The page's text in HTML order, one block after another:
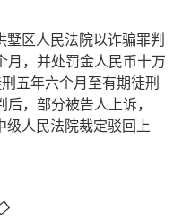
区人民法院以诈骗罪判
月，并处罚金人民币十万
五年六个月至有期徒刑
，部分被告人上诉，
级人民法院裁定驳回上